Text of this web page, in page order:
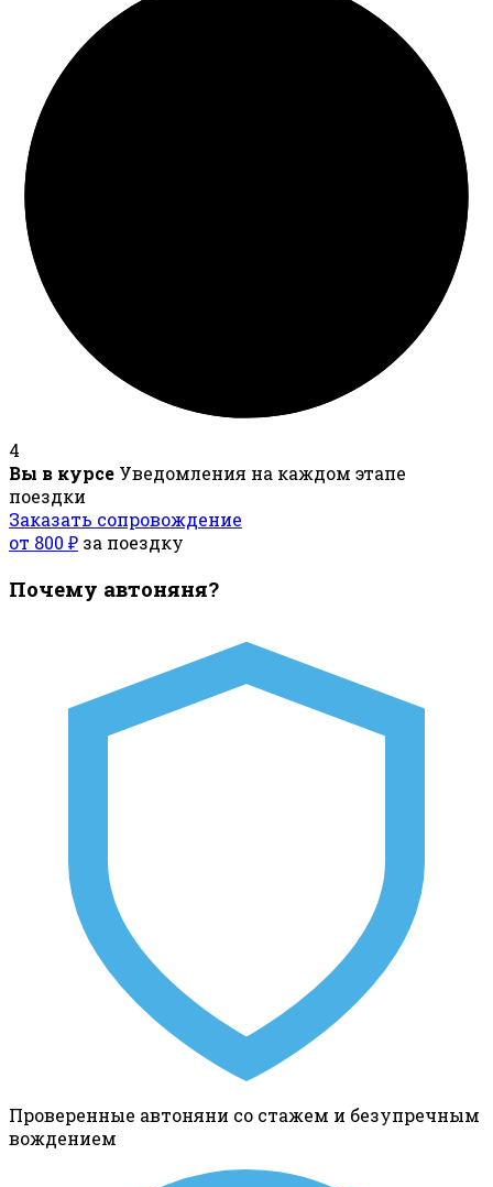
4
Вы в курсе Уведомления на каждом этапе
поездки
Заказать сопровождение
от 800 ₽ за поездку
Почему автоняня?
Проверенные автоняни со стажем и безупречным
вождением